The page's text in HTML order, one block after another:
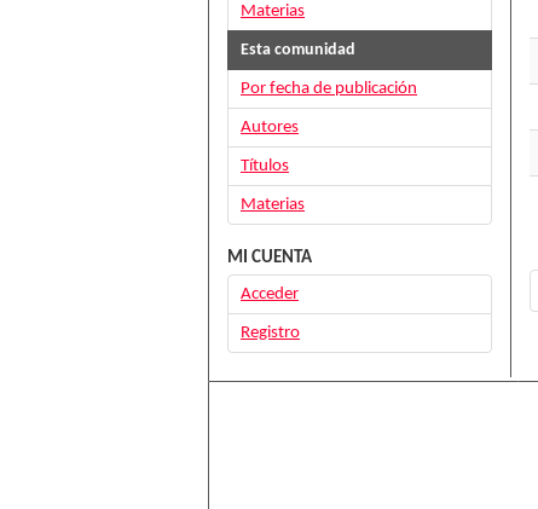
Materias
Esta comunidad
Por fecha de publicación
Autores
Títulos
Materias
MI CUENTA
Acceder
Registro